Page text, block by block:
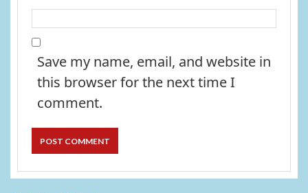
Save my name, email, and website in
this browser for the next time I
comment.